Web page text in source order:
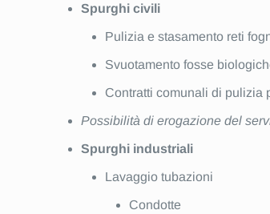
Spurghi civili
Pulizia e stasamento reti
Svuotamento fosse
Contratti comunali di pulizia
Possibilità di erogazione del
Spurghi industriali
Lavaggio tubazioni
Condotte